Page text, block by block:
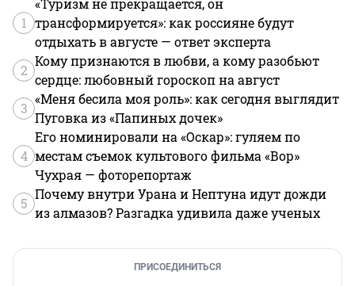
1
«Туризм не прекращается, он
трансформируется»: как россияне будут
отдыхать в августе — ответ эксперта
2
Кому признаются в любви, а кому разобьют
сердце: любовный гороскоп на август
3
«Меня бесила моя роль»: как сегодня выглядит
Пуговка из «Папиных дочек»
4
Его номинировали на «Оскар»: гуляем по
местам съемок культового фильма «Вор»
Чухрая — фоторепортаж
5
Почему внутри Урана и Нептуна идут дожди
из алмазов? Разгадка удивила даже ученых
ПРИСОЕДИНИТЬСЯ